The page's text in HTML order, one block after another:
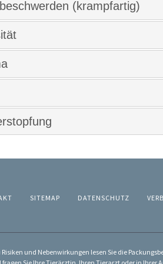
(krampfartig)
SITEMAP DATENSCHUTZ
und Nebenwirkungen lesen Sie die